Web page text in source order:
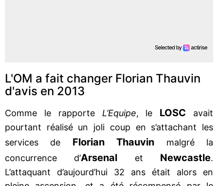
L'OM a fait changer Florian Thauvin
d'avis en 2013
Comme le rapporteL’Equipe, le LOSC avait
pourtant réalisé un joli coup en s’attachant les
services de Florian Thauvin malgré la
concurrence d’Arsenal et Newcastle.
L’attaquant d’aujourd’hui 32 ans était alors en